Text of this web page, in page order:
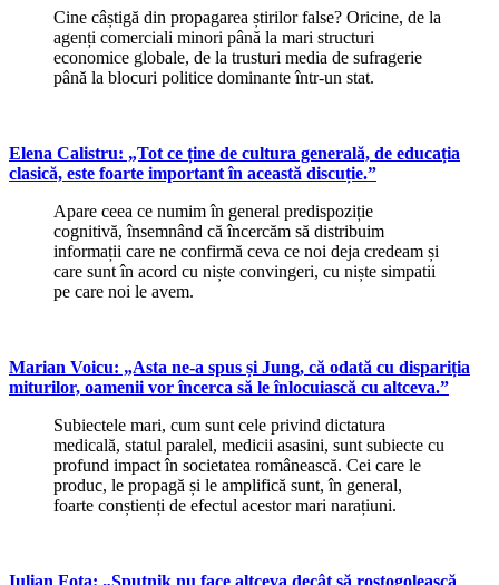
Cine câștigă din propagarea știrilor false? Oricine, de la
agenți comerciali minori până la mari structuri
economice globale, de la trusturi media de sufragerie
până la blocuri politice dominante într-un stat.
Elena Calistru: „Tot ce ține de cultura generală, de educația
clasică, este foarte important în această discuție.”
Apare ceea ce numim în general predispoziție
cognitivă, însemnând că încercăm să distribuim
informații care ne confirmă ceva ce noi deja credeam și
care sunt în acord cu niște convingeri, cu niște simpatii
pe care noi le avem.
Marian Voicu: „Asta ne-a spus și Jung, că odată cu dispariția
miturilor, oamenii vor încerca să le înlocuiască cu altceva.”
Subiectele mari, cum sunt cele privind dictatura
medicală, statul paralel, medicii asasini, sunt subiecte cu
profund impact în societatea românească. Cei care le
produc, le propagă și le amplifică sunt, în general,
foarte conștienți de efectul acestor mari narațiuni.
Iulian Fota: „Sputnik nu face altceva decât să rostogolească